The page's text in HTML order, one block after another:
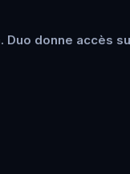
donne accès